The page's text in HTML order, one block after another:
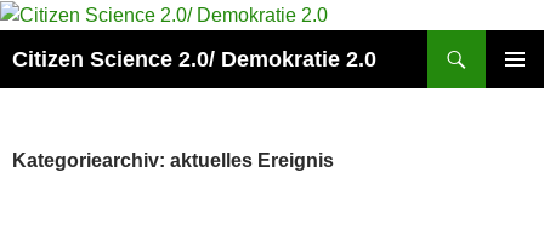
Zum
springen
Citizen Science 2.0/ Demokratie 2.0
Kategoriearchiv: aktuelles Ereignis